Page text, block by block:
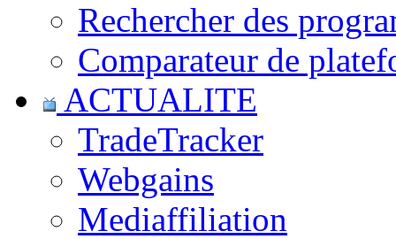
Rechercher des
Comparateur de
ACTUALITE
TradeTracker
Webgains
Mediaffiliation